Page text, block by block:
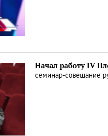
Начал работу IV
семинар-совещание